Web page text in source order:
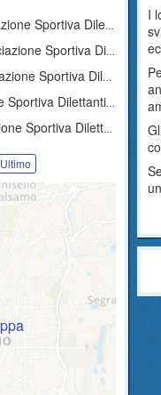
Dilettantistica
Dilettantistica
Dilettantistica
Dilettantistica
Dilettantistica
Ultimo
I